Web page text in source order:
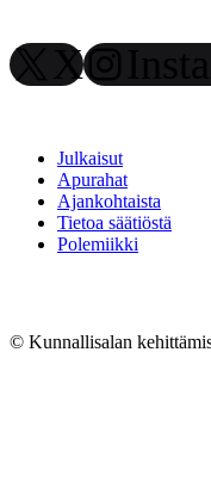
X
Julkaisut
Apurahat
Ajankohtaista
Tietoa säätiöstä
Polemiikki
© Kunnallisalan